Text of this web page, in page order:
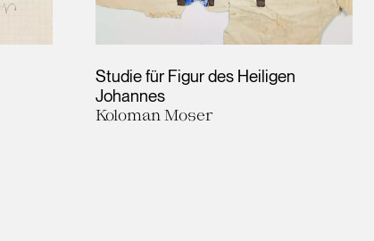
Studie für Figur des Heiligen
Johannes
Koloman Moser